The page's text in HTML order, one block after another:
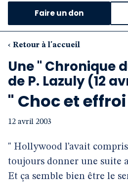
Notre critique
Nos
Notre
Faire un don
‹ Retour à l'accueil
Une " Chronique
de P. Lazuly (12
" Choc et effroi
12 avril 2003
" Hollywood l’avait
toujours donner une suite
Et ça semble bien être le